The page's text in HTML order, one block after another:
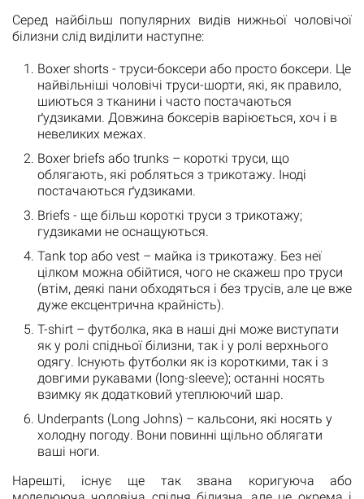
Серед найбільш популярних видів нижньої чоловічої
білизни слід виділити наступне:
Boxer shorts - труси-боксери або просто боксери. Це
найвільніші чоловічі труси-шорти, які, як правило,
шиються з тканини і часто постачаються
ґудзиками. Довжина боксерів варіюється, хоч і в
невеликих межах.
Boxer briefs або trunks – короткі труси, що
облягають, які робляться з трикотажу. Іноді
постачаються ґудзиками.
Briefs - ще більш короткі труси з трикотажу;
гудзиками не оснащуються.
Tank top або vest – майка із трикотажу. Без неї
цілком можна обійтися, чого не скажеш про труси
(втім, деякі пани обходяться і без трусів, але це вже
дуже ексцентрична крайність).
T-shirt – футболка, яка в наші дні може виступати
як у ролі спідньої білизни, так і у ролі верхнього
одягу. Існують футболки як із короткими, так і з
довгими рукавами (long-sleeve); останні носять
взимку як додатковий утеплюючий шар.
Underpants (Long Johns) – кальсони, які носять у
холодну погоду. Вони повинні щільно облягати
ваші ноги.
Нарешті, існує ще так звана коригуюча або